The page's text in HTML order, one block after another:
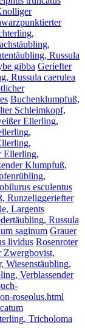
Russula
gibba Geriefter
Russula caerulea
Buchenklumpfuß,
Schleimkopf,
Ellerling,
Ellerling,
Klumpfuß,
esculentus
Runzeliggeriefter
Largents
Russula
saginum Grauer
lividus Rosenroter
Zwergbovist,
Wiesenstäubling,
Verblassender
roseolus.html
Tricholoma